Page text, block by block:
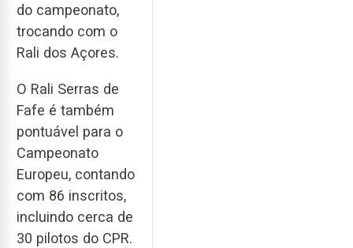
do campeonato,
trocando com o
Rali dos Açores.
O Rali Serras de
Fafe é também
pontuável para o
Campeonato
Europeu, contando
com 86 inscritos,
incluindo cerca de
30 pilotos do CPR.